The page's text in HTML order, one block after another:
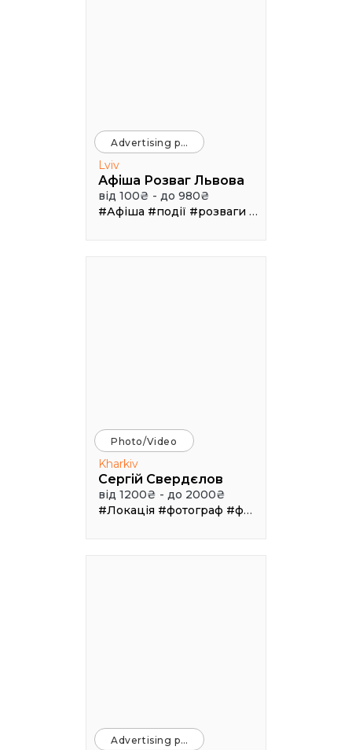
Advertising platforms
Lviv
Афіша Розваг Львова
від 100₴ - до 980₴
#Афіша #події #розваги #клуби
Photo/Video
Kharkiv
Сергій Свердєлов
від 1200₴ - до 2000₴
#Локація #фотограф #фотосъемка
Advertising platforms